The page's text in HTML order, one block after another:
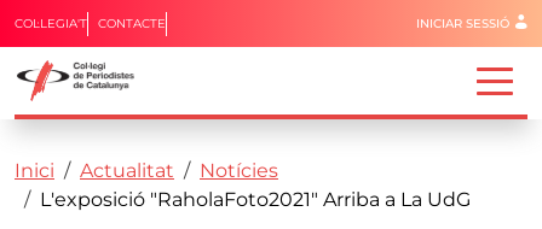
Vés al contingut
Capçalera
COL·LEGIA'T CONTACTE Menú del
INICIAR SESSIÓ
Fil d'ariadna
Inici Actualitat
Notícies
L'exposició "RaholaFoto2021" Arriba a La UdG